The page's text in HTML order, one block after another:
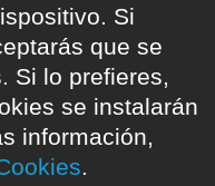
Si
que se
Si lo prefieres,
se instalarán
información,
.